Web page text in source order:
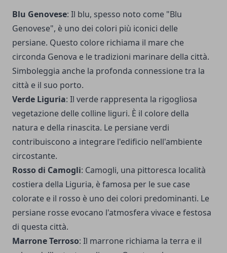
Blu Genovese: Il blu, spesso noto come "Blu
Genovese", è uno dei colori più iconici delle
persiane. Questo colore richiama il mare che
circonda Genova e le tradizioni marinare della città.
Simboleggia anche la profonda connessione tra la
città e il suo porto.
Verde Liguria: Il verde rappresenta la rigogliosa
vegetazione delle colline liguri. È il colore della
natura e della rinascita. Le persiane verdi
contribuiscono a integrare l'edificio nell'ambiente
circostante.
Rosso di Camogli: Camogli, una pittoresca località
costiera della Liguria, è famosa per le sue case
colorate e il rosso è uno dei colori predominanti. Le
persiane rosse evocano l'atmosfera vivace e festosa
di questa città.
Marrone Terroso: Il marrone richiama la terra e il